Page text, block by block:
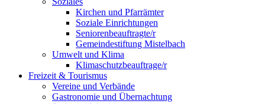
Kirchen und Pfarrämter
Soziale Einrichtungen
Seniorenbeauftragte/r
Gemeindestiftung Mistelbach
Umwelt und Klima
Klimaschutzbeauftrage/r
Freizeit & Tourismus
Vereine und Verbände
Gastronomie und Übernachtung